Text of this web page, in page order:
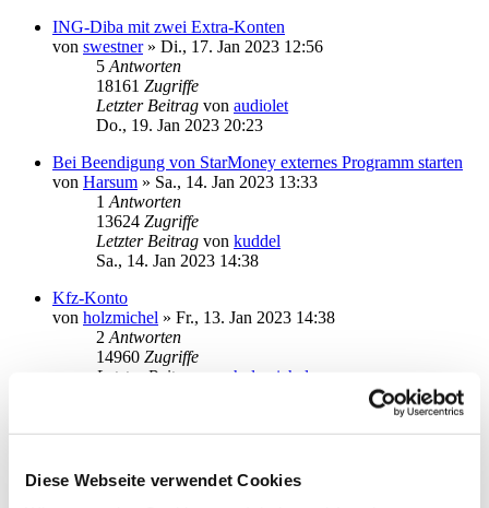
Diese Webseite verwendet Cookies
ING-Diba mit zwei Extra-Konten
von swestner» Di., 17. Jan 2023 12:56
5 Antworten
18161 Zugriffe
Letzter Beitrag von audiolet
Do., 19. Jan 2023 20:23
Bei Beendigung von StarMoney externes Programm starten
von Harsum » Sa., 14. Jan 2023 13:33
1 Antworten
13624 Zugriffe
Letzter Beitrag von kuddel
Sa., 14. Jan 2023 14:38
Kfz-Konto
von holzmichel » Fr., 13. Jan 2023 14:38
2 Antworten
14960 Zugriffe
Letzter Beitrag
holzmichel
StarMoney startet nach update unter Windows 11 in VM
vonMartin Knierim
Fr., 30. Dez 2022 12:03
3Antworten